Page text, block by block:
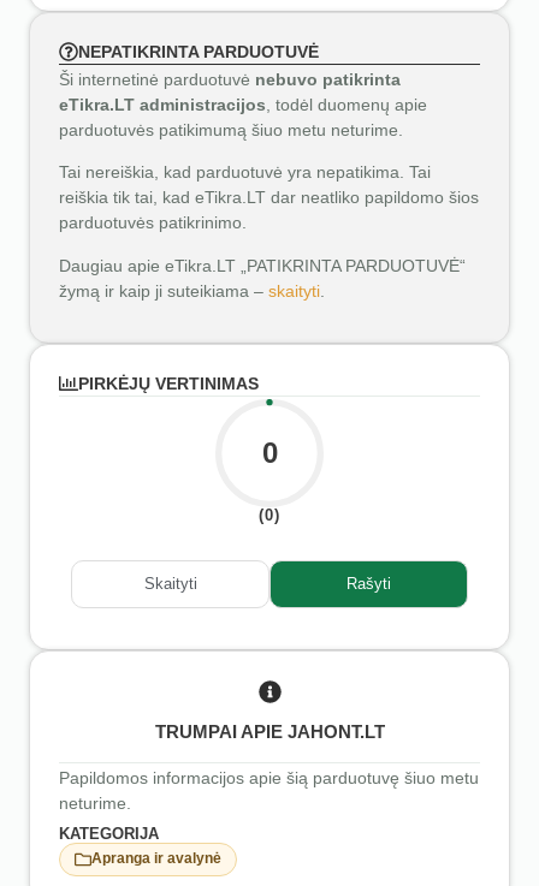
NEPATIKRINTA PARDUOTUVĖ
Ši internetinė parduotuvė nebuvo patikrinta
eTikra.LT administracijos , todėl duomenų apie
parduotuvės patikimumą šiuo metu neturime.
Tai nereiškia, kad parduotuvė yra nepatikima. Tai
reiškia tik tai, kad eTikra.LT dar neatliko papildomo šios
parduotuvės patikrinimo.
Daugiau apie eTikra.LT „PATIKRINTA PARDUOTUVĖ“
žymą ir kaip ji suteikiama – skaityti
PIRKĖJŲ VERTINIMAS
0
(0)
Skaityti Rašyti
TRUMPAI APIE JAHONT.LT
Papildomos informacijos apie šią parduotuvę šiuo metu
neturime.
KATEGORIJA
Apranga ir avalynė